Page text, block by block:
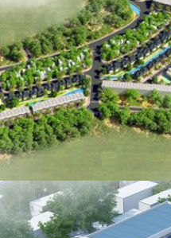
SKY GARDEN VĨNH